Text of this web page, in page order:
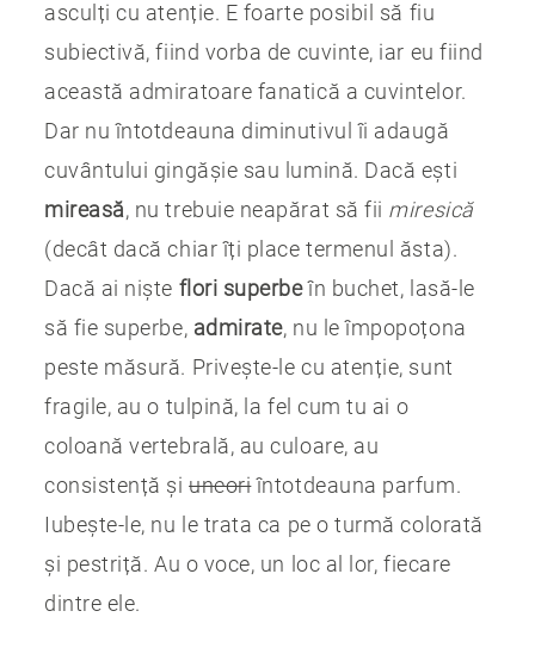
asculți cu atenție. E foarte posibil să fiu
subiectivă, fiind vorba de cuvinte, iar eu fiind
această admiratoare fanatică a cuvintelor.
Dar nu întotdeauna diminutivul îi adaugă
cuvântului gingășie sau lumină. Dacă ești
mireasă, nu trebuie neapărat să fii miresică
(decât dacă chiar îți place termenul ăsta).
Dacă ai niște flori superbeîn buchet, lasă-le
să fie superbe, admirate, nu le împopoțona
peste măsură. Privește-le cu atenție, sunt
fragile, au o tulpină, la fel cum tu ai o
coloană vertebrală, au culoare, au
consistență șiuneoriîntotdeauna parfum.
Iubește-le, nu le trata ca pe o turmă colorată
și pestriță. Au o voce, un loc al lor, fiecare
dintre ele.